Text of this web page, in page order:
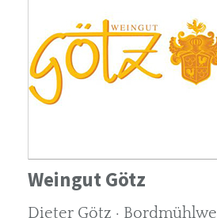
Weingut Götz
Dieter Götz ·